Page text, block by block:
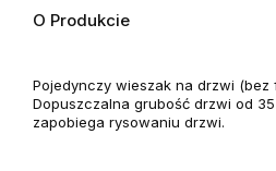
O Produkcie
Pojedynczy wieszak na drzwi (bez
Dopuszczalna grubość drzwi od 35
zapobiega rysowaniu drzwi.